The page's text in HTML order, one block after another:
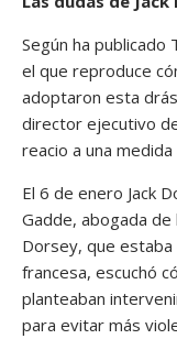
Según ha publicado
el que reproduce
adoptaron esta
director ejecutivo
reacio a una medida
El 6 de enero Jack
Gadde, abogada
Dorsey, que estaba
francesa, escuchó
planteaban
para evitar más